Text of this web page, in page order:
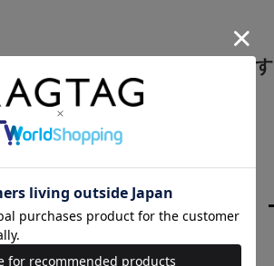
トソーの他のカテゴリから探す
RAGTAGバイヤーの厳選ブランド